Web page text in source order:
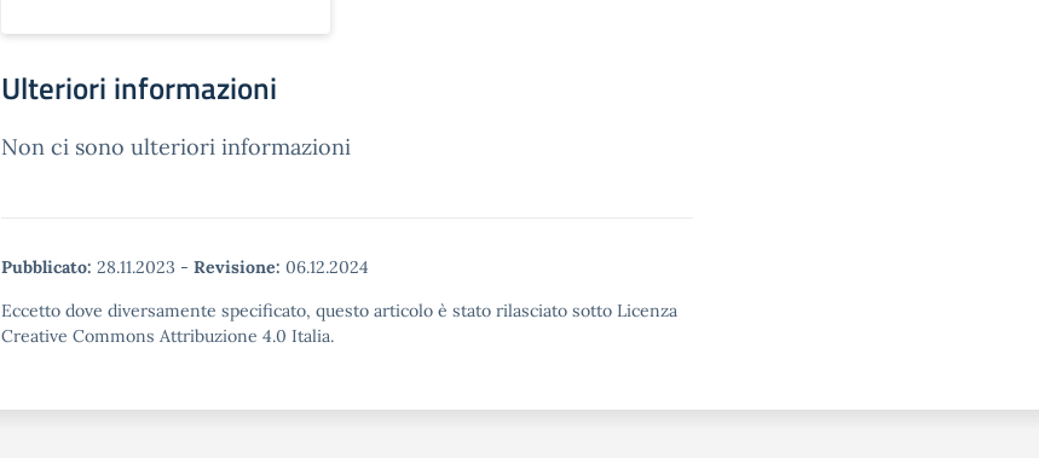
Ulteriori informazioni
Non ci sono ulteriori informazioni
Pubblicato: 28.11.2023 - Revisione: 06.12.2024
Eccetto dove diversamente specificato, questo articolo è stato rilasciato sotto Licenza
Creative Commons Attribuzione 4.0 Italia.